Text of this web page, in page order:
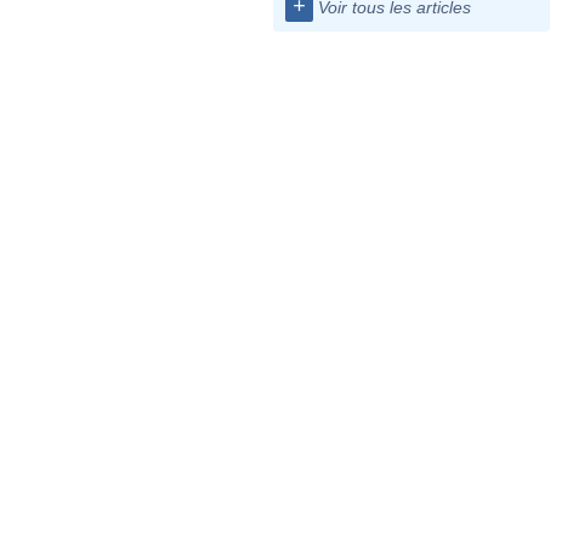
+ Voir tous les articles